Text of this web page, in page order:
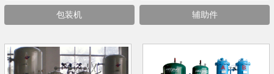
包装机 辅助件